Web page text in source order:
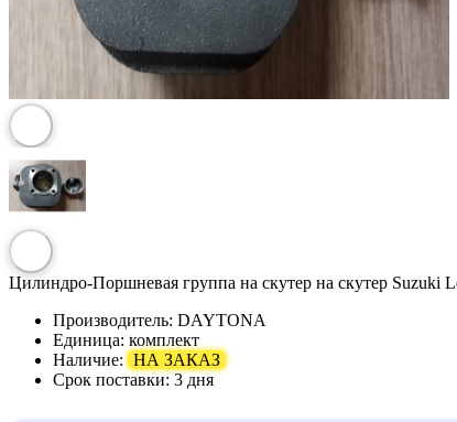
Цилиндро-Поршневая группа на скутер на скутер Suzuki
Производитель: DAYTONA
Единица: комплект
Наличие: НА ЗАКАЗ
Срок поставки: 3 дня